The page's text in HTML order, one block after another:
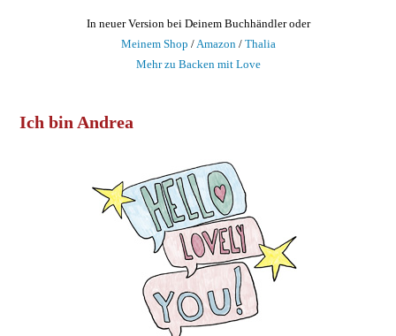
In neuer Version bei Deinem Buchhändler oder
Meinem Shop /Amazon/ Thalia
Mehr zu Backen mit Love
Ich bin Andrea